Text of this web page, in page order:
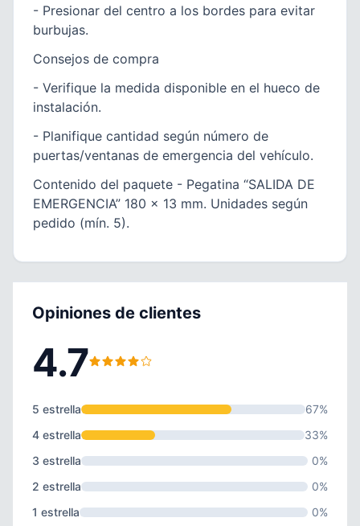
- Presionar del centro a los bordes para evitar
burbujas.
Consejos de compra
- Verifique la medida disponible en el hueco de
instalación.
- Planifique cantidad según número de
puertas/ventanas de emergencia del vehículo.
Contenido del paquete - Pegatina “SALIDA DE
EMERGENCIA” 180 x 13 mm. Unidades según
pedido (mín. 5).
Opiniones de clientes
4.7
5 estrella
67%
4 estrella
33%
3 estrella
0%
2 estrella
0%
1 estrella
0%